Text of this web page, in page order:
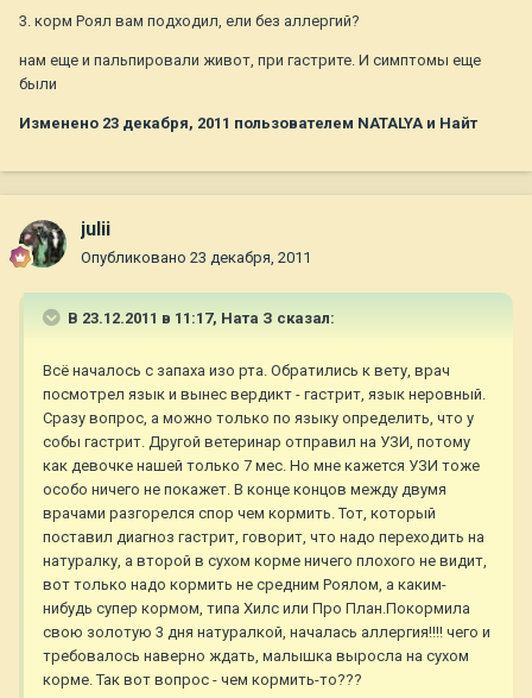
3. корм Роял вам подходил, ели без аллергий?
нам еще и пальпировали живот, при гастрите. И симптомы еще
были
Изменено 23 декабря, 2011 пользователем NATALYA и Найт
julii
Опубликовано 23 декабря, 2011
В 23.12.2011 в 11:17, Ната З сказал:
Всё началось с запаха изо рта. Обратились к вету, врач
посмотрел язык и вынес вердикт - гастрит, язык неровный.
Сразу вопрос, а можно только по языку определить, что у
собы гастрит. Другой ветеринар отправил на УЗИ, потому
как девочке нашей только 7 мес. Но мне кажется УЗИ тоже
особо ничего не покажет. В конце концов между двумя
врачами разгорелся спор чем кормить. Тот, который
поставил диагноз гастрит, говорит, что надо переходить на
натуралку, а второй в сухом корме ничего плохого не видит,
вот только надо кормить не средним Роялом, а каким-
нибудь супер кормом, типа Хилс или Про План.Покормила
свою золотую 3 дня натуралкой, началась аллергия!!!! чего и
требовалось наверно ждать, малышка выросла на сухом
корме. Так вот вопрос - чем кормить-то???